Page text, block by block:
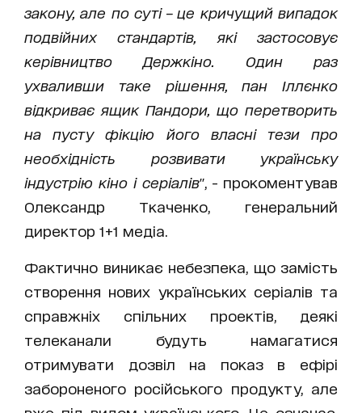
закону, але по суті – це кричущий випадок
подвійних стандартів, які застосовує
керівництво Держкіно. Один раз
ухваливши таке рішення, пан Іллєнко
відкриває ящик Пандори, що перетворить
на пусту фікцію його власні тези про
необхідність розвивати українську
індустрію кіно і серіалів", - прокоментував
Олександр Ткаченко, генеральний
директор 1+1 медіа.
Фактично виникає небезпека, що замість
створення нових українських серіалів та
справжніх спільних проектів, деякі
телеканали будуть намагатися
отримувати дозвіл на показ в ефірі
забороненого російського продукту, але